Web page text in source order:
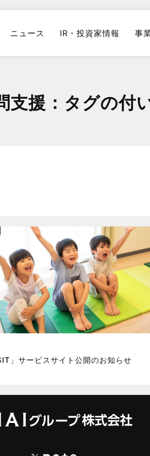
ニュース IR・投資家情報 事
支援：タグの付
」サービスサイト公開のお知らせ